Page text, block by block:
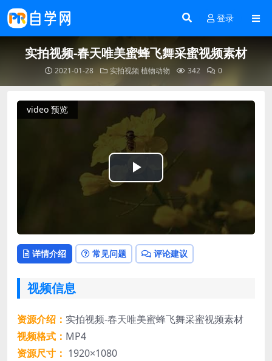
登录
实拍视频-春天唯美蜜蜂飞舞采蜜视频素材
2021-01-28 实拍视频植物动物 342 0
video 预览
Play
Video
详情介绍 常见问题 评论建议
视频信息
资源介绍： 实拍视频-春天唯美蜜蜂飞舞采蜜视频素材
视频格式： MP4
资源尺寸： 1920×1080